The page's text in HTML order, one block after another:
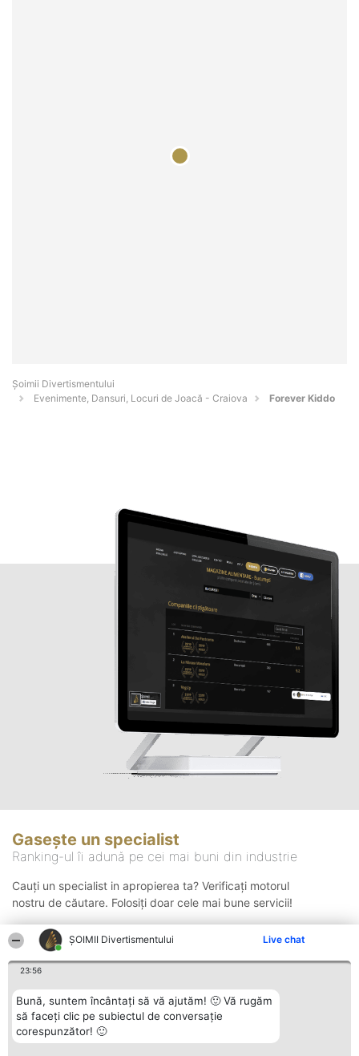
ŞOIMII Divertismentului Live chat
23:56
Bună, suntem încântați să vă ajutăm! 🙂 Vă rugăm
să faceți clic pe subiectul de conversație
corespunzător! 🙂
Şoimii Divertismentului
Evenimente, Dansuri, Locuri de Joacă - Craiova
Forever Kiddo
Gasește un specialist
Ranking-ul îi adună pe cei mai buni din industrie
Cauți un specialist in apropierea ta? Verificați motorul
nostru de căutare. Folosiți doar cele mai bune servicii!